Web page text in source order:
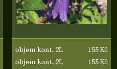
objem kont. 2L
155 Kč
objem kont. 2L
155 Kč